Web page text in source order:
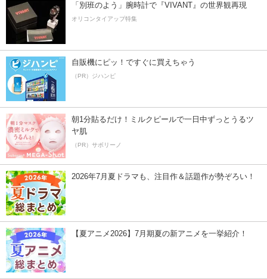
「別班のよう」腕時計で『VIVANT』の世界観再現
オリコンタイアップ特集
自販機にピッ！ですぐに買えちゃう
（PR）ジハンピ
朝1分貼るだけ！ミルクピールで一日中ずっとうるツ
ヤ肌
（PR）サボリーノ
2026年7月夏ドラマも、注目作＆話題作が勢ぞろい！
【夏アニメ2026】7月期夏の新アニメを一挙紹介！